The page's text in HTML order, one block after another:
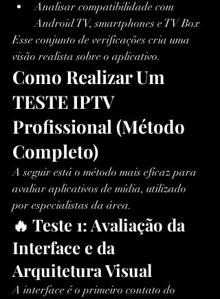
Analisar compatibilidade com
Android TV, smartphones e TV Box
Esse conjunto de verificações cria uma
visão realista sobre o aplicativo.
Como Realizar Um
TESTE IPTV
Profissional (Método
Completo)
A seguir está o método mais eficaz para
avaliar aplicativos de mídia, utilizado
por especialistas da área.
🔥 Teste 1: Avaliação da
Interface e da
Arquitetura Visual
A interface é o primeiro contato do